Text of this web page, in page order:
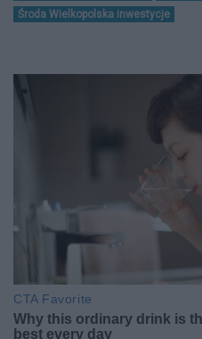
Środa Wielkopolska inwestycje